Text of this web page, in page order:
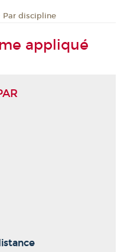
Par discipline
appliqué